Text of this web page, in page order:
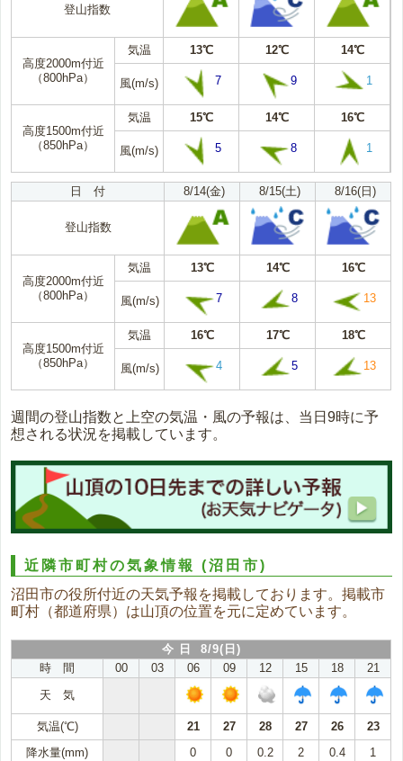
登山指数
高度2000m付近
（800hPa）
気温 13℃ 12℃ 14℃
風(m/s) 7 9 1
高度1500m付近
（850hPa）
気温 15℃ 14℃ 16℃
風(m/s) 5 8 1
日 付 8/14(金) 8/15(土) 8/16(日)
登山指数
高度2000m付近
（800hPa）
気温 13℃ 14℃ 16℃
風(m/s) 7 8 13
高度1500m付近
（850hPa）
気温 16℃ 17℃ 18℃
風(m/s) 4 5 13
週間の登山指数と上空の気温・風の予報は、当日9時に予
想される状況を掲載しています。
近隣市町村の気象情報(沼田市)
沼田市の役所付近の天気予報を掲載しております。掲載市
町村（都道府県）は山頂の位置を元に定めています。
今 日 8/9(日)
時 間
00 03 06 09 12 15 18
21
天 気
気温(℃) 21 27 28 27 26
23
降水量(mm)
0 0 0.2 2 0.4 1